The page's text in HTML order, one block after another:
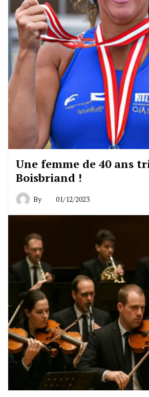
Une femme de 40 ans
Boisbriand !
By 01/12/2023